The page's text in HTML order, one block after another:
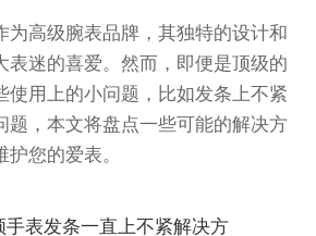
高级腕表品牌，其独特的设计和
表迷的喜爱。然而，即便是顶级的
使用上的小问题，比如发条上不紧
题，本文将盘点一些可能的解决方
您的爱表。